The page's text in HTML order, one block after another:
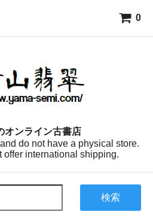
0
オンライン古書店
do not have a physical store.
offer international shipping.
検索